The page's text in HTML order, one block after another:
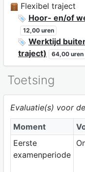
Flexibel traject
Hoor- en/of
12,00 uren
Werktijd
traject)
64,00 uren
Toetsing
Evaluatie(s) voor
Moment
Eerste
examenperiode